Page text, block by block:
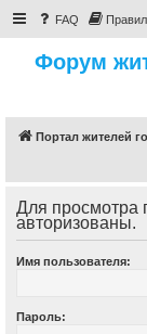
FAQ
Форум
Портал жителей
Для
авторизованы.
Имя пользователя:
Пароль: